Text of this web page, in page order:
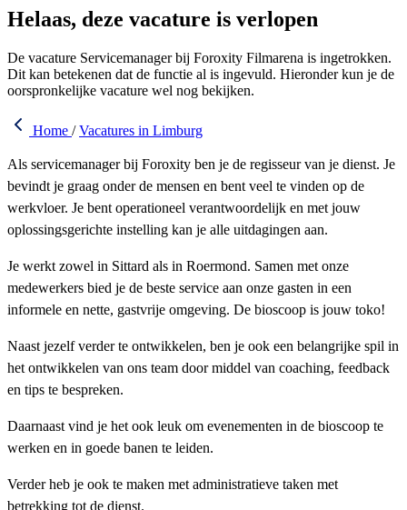
Helaas, deze vacature is verlopen
De vacature Servicemanager bij Foroxity Filmarena is ingetrokken.
Dit kan betekenen dat de functie al is ingevuld. Hieronder kun je de
oorspronkelijke vacature wel nog bekijken.
Home / Vacatures in Limburg
Als servicemanager bij Foroxity ben je de regisseur van je dienst. Je
bevindt je graag onder de mensen en bent veel te vinden op de
werkvloer. Je bent operationeel verantwoordelijk en met jouw
oplossingsgerichte instelling kan je alle uitdagingen aan.
Je werkt zowel in Sittard als in Roermond. Samen met onze
medewerkers bied je de beste service aan onze gasten in een
informele en nette, gastvrije omgeving. De bioscoop is jouw toko!
Naast jezelf verder te ontwikkelen, ben je ook een belangrijke spil in
het ontwikkelen van ons team door middel van coaching, feedback
en tips te bespreken.
Daarnaast vind je het ook leuk om evenementen in de bioscoop te
werken en in goede banen te leiden.
Verder heb je ook te maken met administratieve taken met
betrekking tot de dienst.